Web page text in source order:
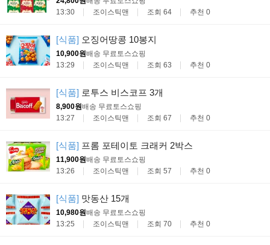
13:30
조이스틱맨 조회 64 추천 0
[식품] 오징어땅콩 10봉지
10,900원배송 무료 토스쇼핑
13:29
조이스틱맨 조회 63 추천 0
[식품] 로투스 비스코프 3개
8,900원배송 무료 토스쇼핑
13:27
조이스틱맨 조회 67 추천 0
[식품] 프롬 포테이토 크래커 2박스
11,900원배송 무료 토스쇼핑
13:26
조이스틱맨 조회 57 추천 0
[식품] 맛동산 15개
10,980원배송 무료 토스쇼핑
13:25
조이스틱맨 조회 70 추천 0